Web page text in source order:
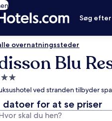
Søg
overnatningssteder
Blu
ved stranden tilbyder
for at se priser
skal du hen?